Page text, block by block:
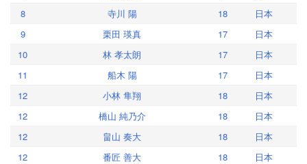
8
寺川 陽 18
日本
9
栗田 瑛真 17
日本
10
林 孝太朗 17
日本
11
船木 陽 17
日本
12
小林 隼翔 18
日本
12
橋山 純乃介 18
日本
12
畠山 奏大 18
日本
12
番匠 善大 18
日本